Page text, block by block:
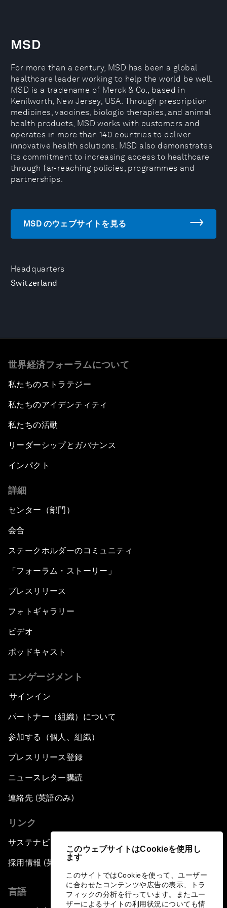
このウェブサイトはCookieを使用し
ます
このサイトではCookieを使って、ユーザー
に合わせたコンテンツや広告の表示、トラ
フィックの分析を行っています。またユー
ザーによるサイトの利用状況についても情
Headquarters
Switzerland
MSD
For more than a century, MSD has been a global
healthcare leader working to help the world be well.
MSD is a tradename of Merck & Co., based in
Kenilworth, New Jersey, USA. Through prescription
medicines, vaccines, biologic therapies, and animal
health products, MSD works with customers and
operates in more than 140 countries to deliver
innovative health solutions. MSD also demonstrates
its commitment to increasing access to healthcare
through far-reaching policies, programmes and
partnerships.
MSD のウェブサイトを見る
世界経済フォーラムについて
私たちのストラテジー
私たちのアイデンティティ
私たちの活動
リーダーシップとガバナンス
インパクト
詳細
センター（部門）
会合
ステークホルダーのコミュニティ
「フォーラム・ストーリー」
プレスリリース
フォトギャラリー
ビデオ
ポッドキャスト
エンゲージメント
サインイン
パートナー（組織）について
参加する（個人、組織）
プレスリリース登録
ニュースレター購読
連絡先 (英語のみ)
リンク
サステナビリティへの取り組み
採用情報 (英語のみ)
言語